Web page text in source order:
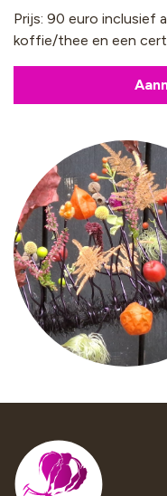
Prijs: 90 euro inclusief
koffie/thee en een